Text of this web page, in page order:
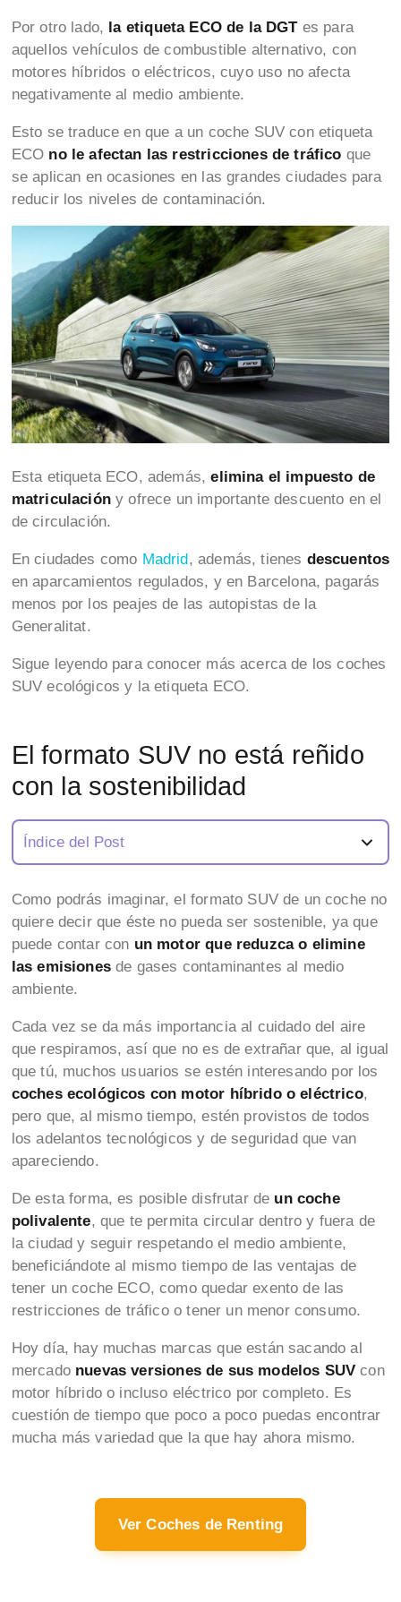
Por otro lado, la etiqueta ECO de la DGT es para
aquellos vehículos de combustible alternativo, con
motores híbridos o eléctricos, cuyo uso no afecta
negativamente al medio ambiente.
Esto se traduce en que a un coche SUV con etiqueta
ECO no le afectan las restricciones de tráfico que
se aplican en ocasiones en las grandes ciudades para
reducir los niveles de contaminación.
Esta etiqueta ECO, además,elimina el impuesto de
matriculacióny ofrece un importante descuento en el
de circulación.
En ciudades como Madrid, además, tienes descuentos
en aparcamientos regulados, y en Barcelona, pagarás
menos por los peajes de las autopistas de la
Generalitat.
Sigue leyendo para conocer más acerca de los coches
SUV ecológicos y la etiqueta ECO.
El formato SUV no está reñido
con la sostenibilidad
Índice del Post
Como podrás imaginar, el formato SUV de un coche no
quiere decir que éste no pueda ser sostenible, ya que
puede contar con un motor que reduzca o elimine
las emisionesde gases contaminantes al medio
ambiente.
Cada vez se da más importancia al cuidado del aire
que respiramos, así que no es de extrañar que, al igual
que tú, muchos usuarios se estén interesando por los
coches ecológicos con motor híbrido o eléctrico,
pero que, al mismo tiempo, estén provistos de todos
los adelantos tecnológicos y de seguridad que van
apareciendo.
De esta forma, es posible disfrutar de un coche
polivalente, que te permita circular dentro y fuera de
la ciudad y seguir respetando el medio ambiente,
beneficiándote al mismo tiempo de las ventajas de
tener un coche ECO, como quedar exento de las
restricciones de tráfico o tener un menor consumo.
Hoy día, hay muchas marcas que están sacando al
mercado nuevas versiones de sus modelos SUV con
motor híbrido o incluso eléctrico por completo. Es
cuestión de tiempo que poco a poco puedas encontrar
mucha más variedad que la que hay ahora mismo.
Ver Coches de Renting